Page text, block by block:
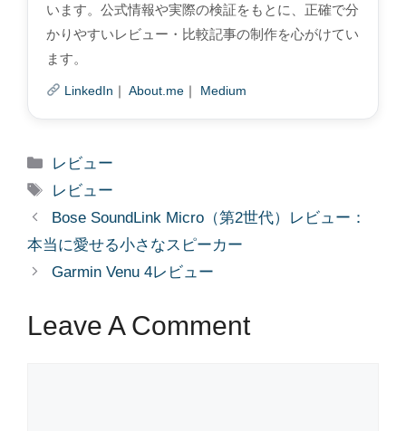
います。公式情報や実際の検証をもとに、正確で分
かりやすいレビュー・比較記事の制作を心がけてい
ます。
LinkedIn ｜ About.me｜ Medium
Categories
レビュー
Tags
レビュー
Bose SoundLink Micro（第2世代）レビュー：
本当に愛せる小さなスピーカー
Garmin Venu 4レビュー
Leave A Comment